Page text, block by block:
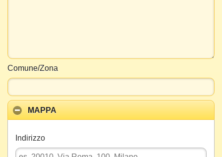
Comune/Zona
MAPPA
Indirizzo